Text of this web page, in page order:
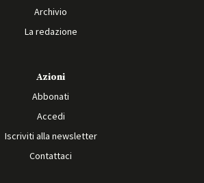
Archivio
La redazione
Azioni
Abbonati
Accedi
Iscriviti alla newsletter
Contattaci